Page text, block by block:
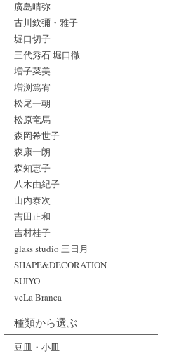
廣島晴弥
古川欽彌・雅子
堀口切子
三代秀石 堀口徹
増子菜美
増渕篤宥
松尾一朝
松原竜馬
森岡希世子
森康一朗
森知恵子
八木由紀子
山内泰次
吉田正和
吉村桂子
glass studio 三日月
SHAPE&DECORATION
SUIYO
veLa Branca
種類から選ぶ
豆皿・小皿